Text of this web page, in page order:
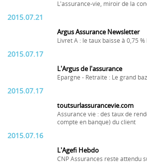
L'assurance-vie, miroir de la
2015.07.21
Argus Assurance Newsletter
Livret A : le taux baisse à 0,75 %
2015.07.17
L'Argus de l'assurance
Epargne - Retraite : Le grand
2015.07.17
toutsurlassurancevie.com
Assurance vie : des taux de
compte en banque) du client
2015.07.16
L'Agefi Hebdo
CNP Assurances reste attendu